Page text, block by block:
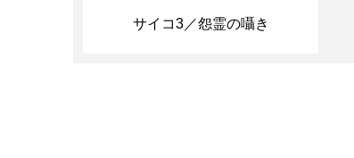
サイコ3／怨霊の囁き